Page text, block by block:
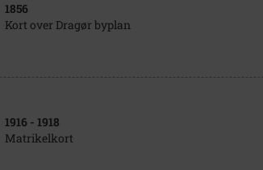
1856
Kort over Dragør byplan
1916 - 1918
Matrikelkort